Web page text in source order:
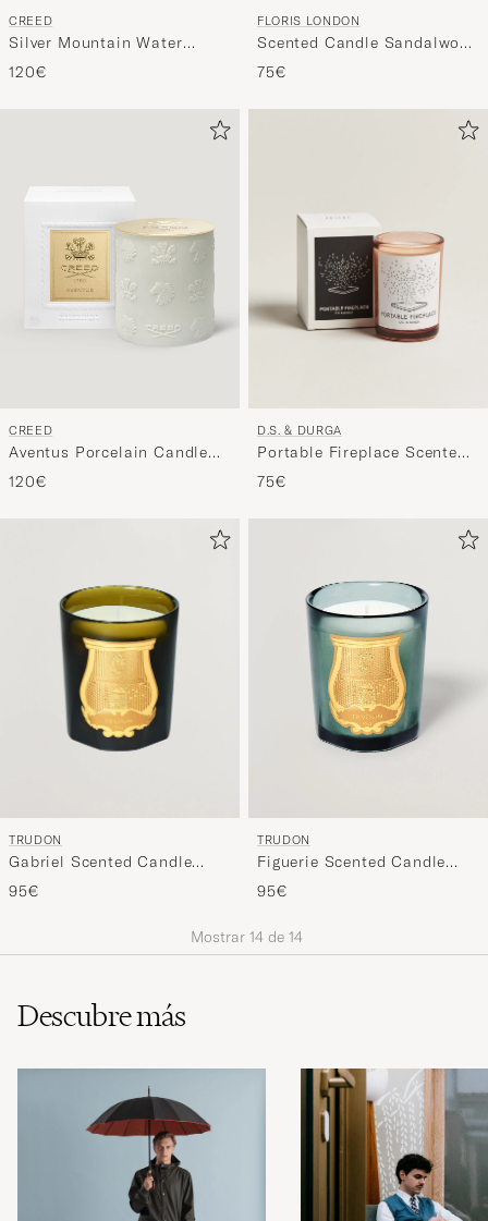
CREED
Silver Mountain Water
Porcelain Candle 220g
120€
FLORIS LONDON
Scented Candle Sandalwood
& Patchouli 175g
75€
CREED
Aventus Porcelain Candle
220g
120€
D.S. & DURGA
Portable Fireplace Scented
Candle 200g
75€
TRUDON
Gabriel Scented Candle
270g
95€
TRUDON
Figuerie Scented Candle
270g
95€
Mostrar 14 de 14
Descubre más